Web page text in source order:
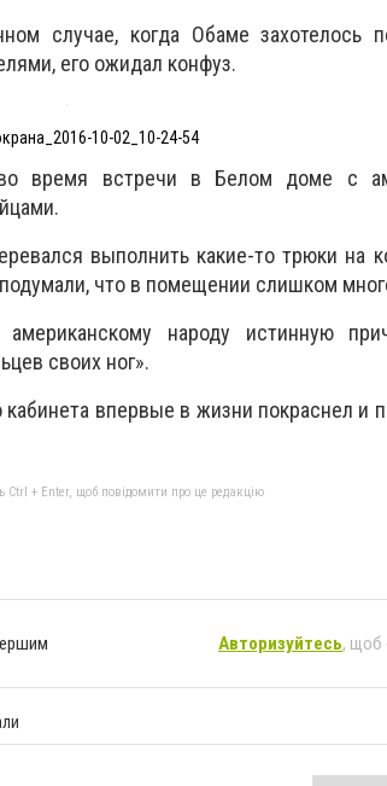
случае, когда Обаме захотелось
его ожидал конфуз.
10-02_10-24-54
время встречи в Белом доме с
выполнить какие-то трюки на
что в помещении слишком
народу истинную
своих ног».
впервые в жизни покраснел и
Ctrl + Enter, щоб повідомити про це редакцію
Авторизуйтесь, щоб